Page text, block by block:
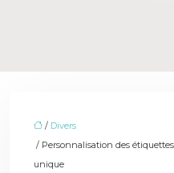
/ Divers
/ Personnalisation des
unique